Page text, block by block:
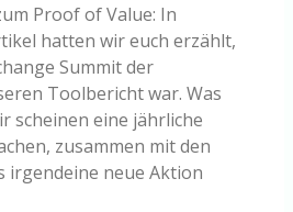
Proof of Value: In
hatten wir euch erzählt,
Summit der
Toolbericht war. Was
scheinen eine jährliche
zusammen mit den
irgendeine neue Aktion